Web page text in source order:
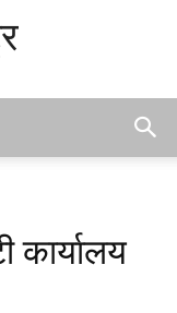
कार्यालय